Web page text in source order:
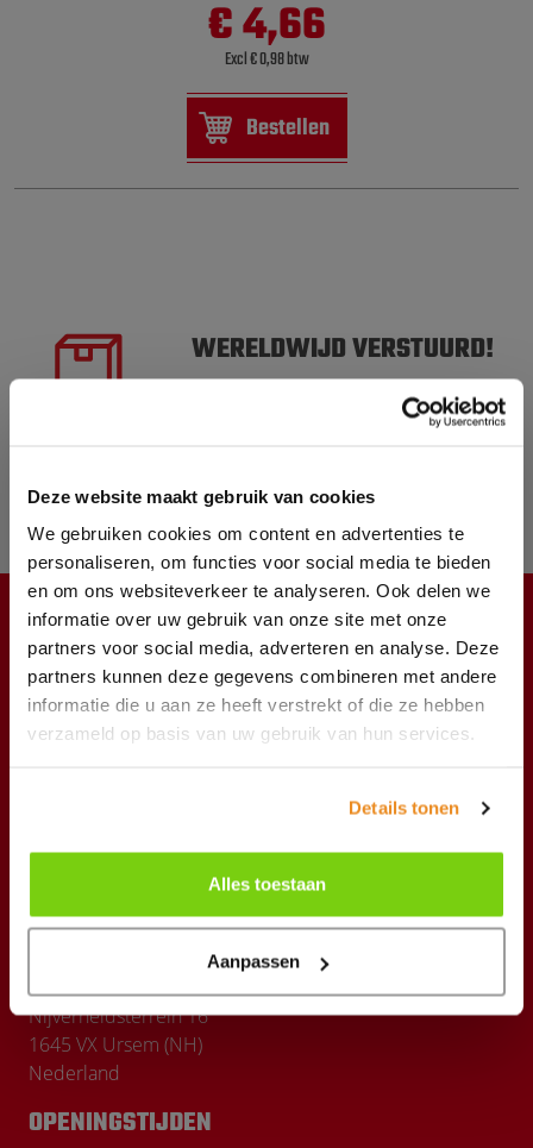
Deze website maakt gebruik van cookies
We gebruiken cookies om content en advertenties te
personaliseren, om functies voor social media te bieden
en om ons websiteverkeer te analyseren. Ook delen we
informatie over uw gebruik van onze site met onze
partners voor social media, adverteren en analyse. Deze
partners kunnen deze gegevens combineren met andere
informatie die u aan ze heeft verstrekt of die ze hebben
verzameld op basis van uw gebruik van hun services.
Details tonen
Alles toestaan
Aanpassen
€ 4,66
Excl € 0,98 btw
Bestellen
WERELDWIJD VERSTUURD!
VOOR 17.00 UUR BESTELD
MEER DAN 10.000
PRODUCTEN OP VOORRAAD
KLANTENSERVICE
Producten
Verzendkosten
General Cars & Parts
Nijverheidsterrein 16
1645 VX Ursem (NH)
Nederland
OPENINGSTIJDEN